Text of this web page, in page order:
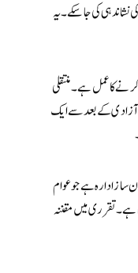
نشاندہی کی جا سکے۔ یہ
کا عمل ہے۔ منتقلی
آزادی کے بعد سے ایک
ساز ادارہ ہے جو عوام
ہے۔ تقرری میں مقننہ